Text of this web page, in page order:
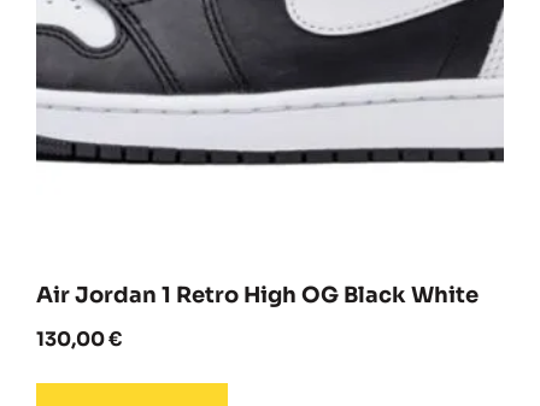
Air Jordan 1 Retro High OG Black White
130,00€